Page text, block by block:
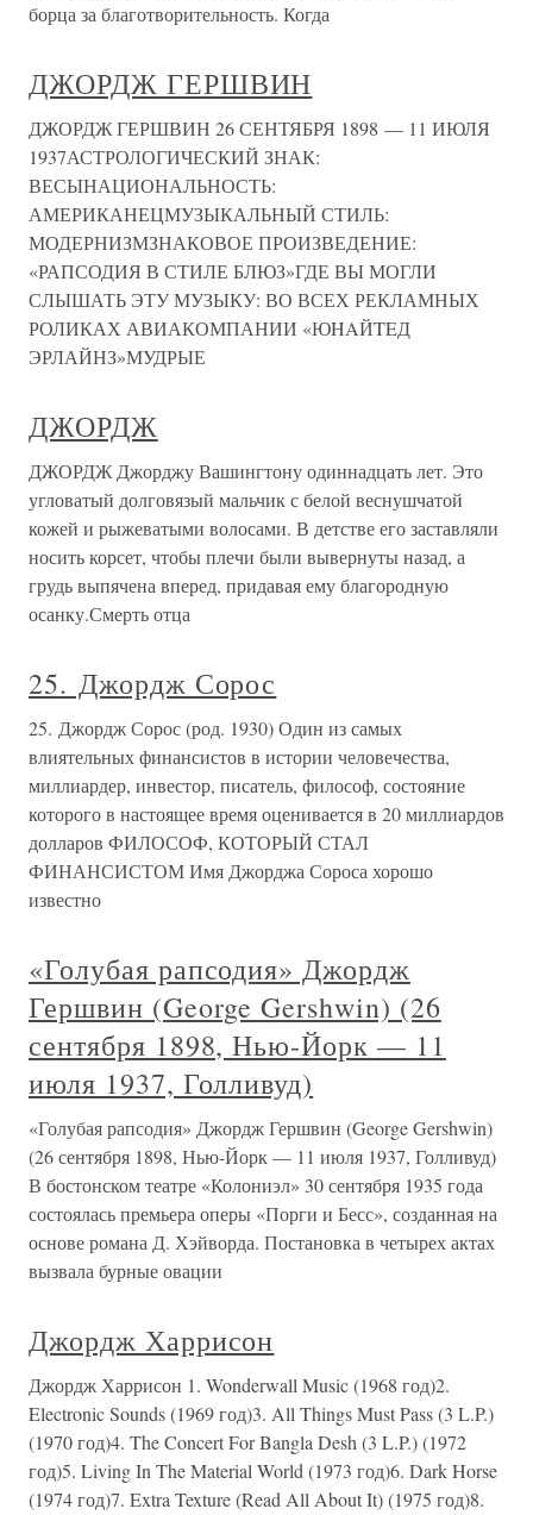
борца за благотворительность. Когда
ДЖОРДЖ ГЕРШВИН
ДЖОРДЖ ГЕРШВИН 26 СЕНТЯБРЯ 1898 — 11 ИЮЛЯ
1937АСТРОЛОГИЧЕСКИЙ ЗНАК:
ВЕСЫНАЦИОНАЛЬНОСТЬ:
АМЕРИКАНЕЦМУЗЫКАЛЬНЫЙ СТИЛЬ:
МОДЕРНИЗМЗНАКОВОЕ ПРОИЗВЕДЕНИЕ:
«РАПСОДИЯ В СТИЛЕ БЛЮЗ»ГДЕ ВЫ МОГЛИ
СЛЫШАТЬ ЭТУ МУЗЫКУ: ВО ВСЕХ РЕКЛАМНЫХ
РОЛИКАХ АВИАКОМПАНИИ «ЮHAЙTEД
ЭРЛАЙНЗ»МУДРЫЕ
ДЖОРДЖ
ДЖОРДЖ Джорджу Вашингтону одиннадцать лет. Это
угловатый долговязый мальчик с белой веснушчатой
кожей и рыжеватыми волосами. В детстве его заставляли
носить корсет, чтобы плечи были вывернуты назад, а
грудь выпячена вперед, придавая ему благородную
осанку.Смерть отца
25. Джордж Сорос
25. Джордж Сорос (род. 1930) Один из самых
влиятельных финансистов в истории человечества,
миллиардер, инвестор, писатель, философ, состояние
которого в настоящее время оценивается в 20 миллиардов
долларов ФИЛОСОФ, КОТОРЫЙ СТАЛ
ФИНАНСИСТОМ Имя Джорджа Сороса хорошо
известно
«Голубая рапсодия» Джордж
Гершвин (George Gershwin) (26
сентября 1898, Нью-Йорк — 11
июля 1937, Голливуд)
«Голубая рапсодия» Джордж Гершвин (George Gershwin)
(26 сентября 1898, Нью-Йорк — 11 июля 1937, Голливуд)
В бостонском театре «Колониэл» 30 сентября 1935 года
состоялась премьера оперы «Порги и Бесс», созданная на
основе романа Д. Хэйворда. Постановка в четырех актах
вызвала бурные овации
Джордж Харрисон
Джордж Харрисон 1. Wonderwall Music (1968 год)2.
Electronic Sounds (1969 год)3. All Things Must Pass (3 L.P.)
(1970 год)4. The Concert For Bangla Desh (3 L.P.) (1972
год)5. Living In The Material World (1973 год)6. Dark Horse
(1974 год)7. Extra Texture (Read All About It) (1975 год)8.